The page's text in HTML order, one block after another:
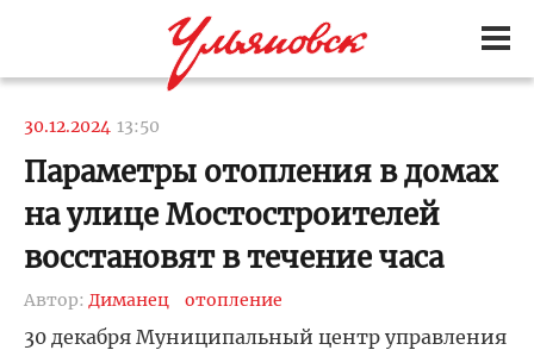
30.12.2024 13:50
Параметры отопления в домах
на улице Мостостроителей
восстановят в течение часа
Автор: Диманец отопление
30 декабря Муниципальный центр управления